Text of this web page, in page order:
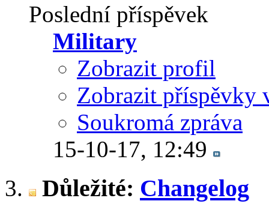
Poslední příspěvek
Military
Zobrazit profil
Zobrazit příspěvky
Soukromá zpráva
15-10-17, 12:49
Důležité: Changelog